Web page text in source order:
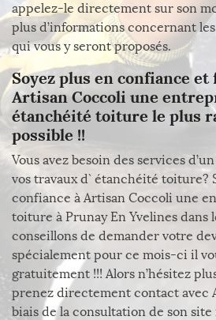
appelez-le directement sur son
plus d’informations concernant
qui vous y seront proposés.
Soyez plus en confiance et
Artisan Coccoli une
étanchéité toiture le plus
possible !!
Vous avez besoin des services
vos travaux d` étanchéité toiture?
confiance à Artisan Coccoli une
toiture à Prunay En Yvelines dans
conseillons de demander votre
spécialement pour ce mois-ci il
gratuitement !!! Alors n’hésitez
prenez directement contact avec
biais de la consultation de son